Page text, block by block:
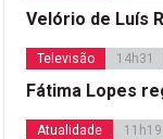
Velório de Luís
Televisão 14h31
Fátima Lopes
Atualidade 11h19